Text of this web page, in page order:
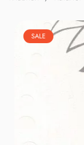
SALE